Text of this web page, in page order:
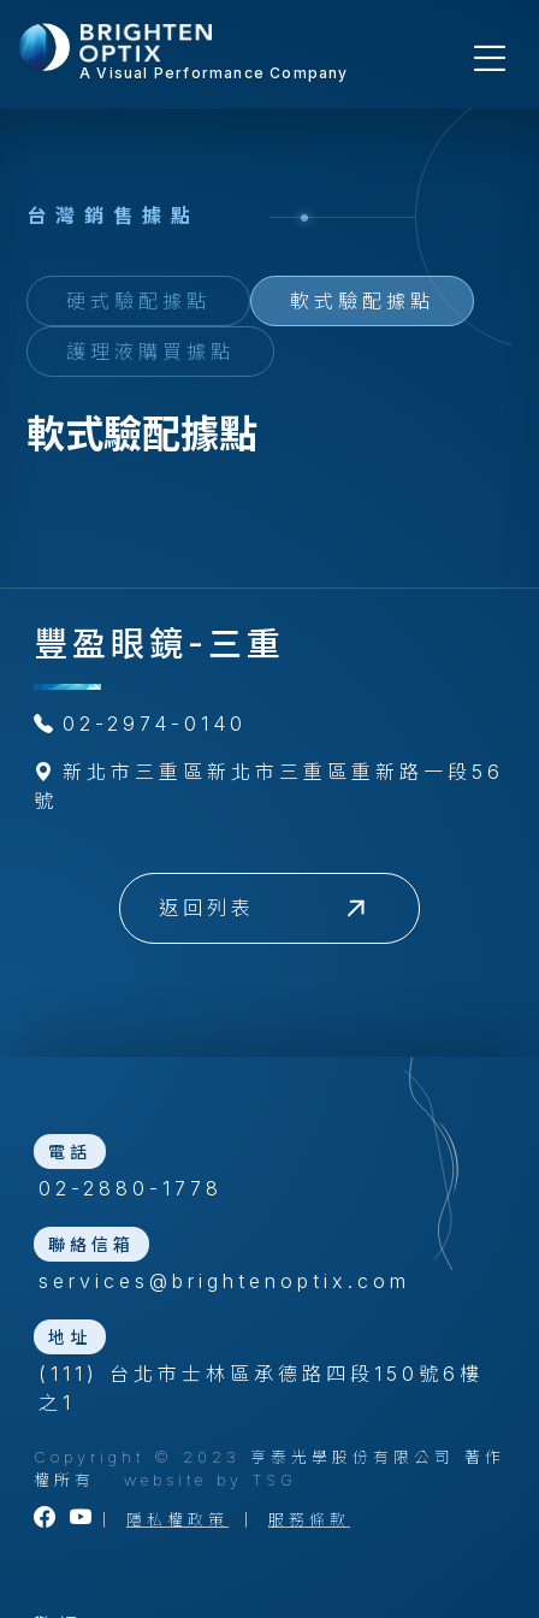
A Visual Performance Company
台灣銷 售據點
硬式驗配據點 軟式驗配據點
護理液購買據點
軟式驗配據點
豐盈眼鏡-三重
02-2974-0140
新北市三重區新北市三重區重新路一段56
號
返回列表
電話
02-2880-1778
聯絡信箱
services@brightenoptix.com
地址
(111) 台北市士林區承德路四段150號6樓
之1
Copyright © 2023 亨泰光學股份有限公司 著作
權所有 website by TSG
隱私權政策 服務條款